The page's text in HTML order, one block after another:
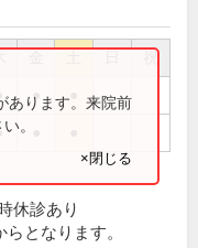
祝
●
あります。来院前
。
×閉じる
休診あり
となります。